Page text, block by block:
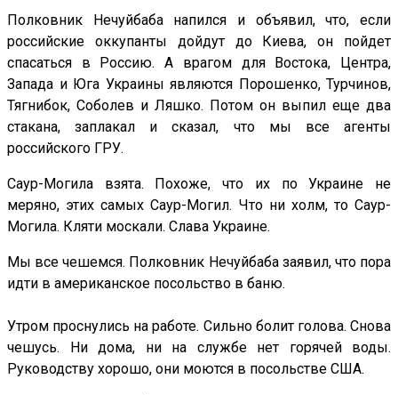
Полковник Нечуйбаба напился и объявил, что, если
российские оккупанты дойдут до Киева, он пойдет
спасаться в Россию. А врагом для Востока, Центра,
Запада и Юга Украины являются Порошенко, Турчинов,
Тягнибок, Соболев и Ляшко. Потом он выпил еще два
стакана, заплакал и сказал, что мы все агенты
российского ГРУ.
Саур-Могила взята. Похоже, что их по Украине не
меряно, этих самых Саур-Могил. Что ни холм, то Саур-
Могила. Кляти москали. Слава Украине.
Мы все чешемся. Полковник Нечуйбаба заявил, что пора
идти в американское посольство в баню.
Утром проснулись на работе. Сильно болит голова. Снова
чешусь. Ни дома, ни на службе нет горячей воды.
Руководству хорошо, они моются в посольстве США.